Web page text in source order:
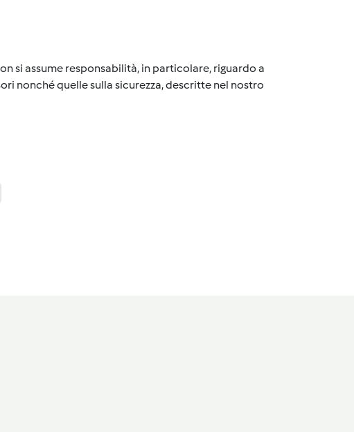
si assume responsabilità, in particolare, riguardo a
nonché quelle sulla sicurezza, descritte nel nostro